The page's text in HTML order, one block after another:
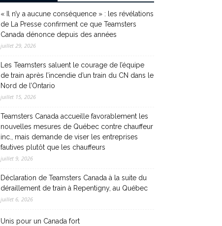
« Il n’y a aucune conséquence » : les révélations
de La Presse confirment ce que Teamsters
Canada dénonce depuis des années
juillet 29, 2026
Les Teamsters saluent le courage de l’équipe
de train après l’incendie d’un train du CN dans le
Nord de l’Ontario
juillet 15, 2026
Teamsters Canada accueille favorablement les
nouvelles mesures de Québec contre chauffeur
inc., mais demande de viser les entreprises
fautives plutôt que les chauffeurs
juillet 9, 2026
Déclaration de Teamsters Canada à la suite du
déraillement de train à Repentigny, au Québec
juillet 6, 2026
Unis pour un Canada fort